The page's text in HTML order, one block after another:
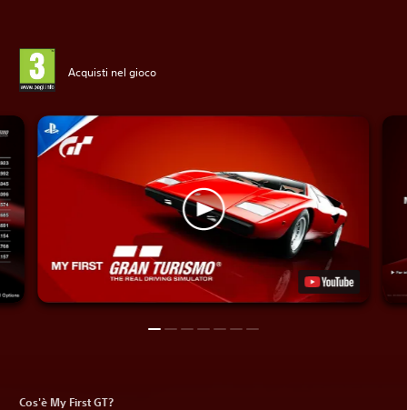
Acquisti nel gioco
Cos'è My First GT?